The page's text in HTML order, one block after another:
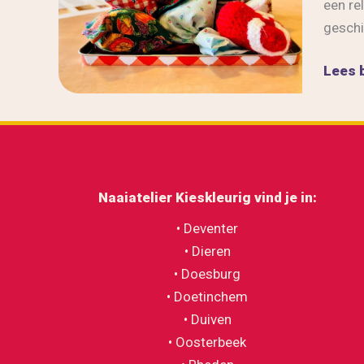
een
Lees
Naaiatelier Kieskleurig vind je in:
• Deventer
• Dieren
• Doesburg
• Doetinchem
• Duiven
• Oosterbeek